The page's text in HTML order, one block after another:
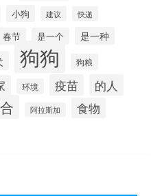
小狗 建议 快递
春节 是一个 是一种
狗狗 狗粮
环境 疫苗 的人
阿拉斯加 食物